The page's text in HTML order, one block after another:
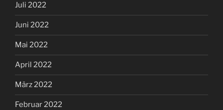
Juli 2022
Juni 2022
Mai 2022
April 2022
März 2022
Februar 2022